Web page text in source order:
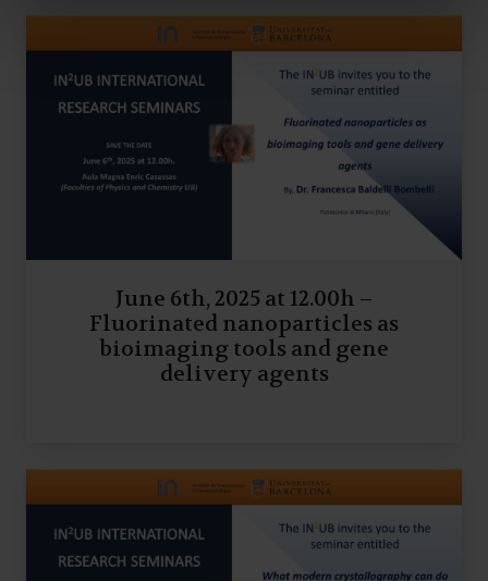
June 6th, 2025 at 12.00h –
Fluorinated nanoparticles as
bioimaging tools and gene
delivery agents